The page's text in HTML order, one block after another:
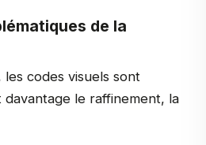
de la
codes visuels sont
le raffinement, la